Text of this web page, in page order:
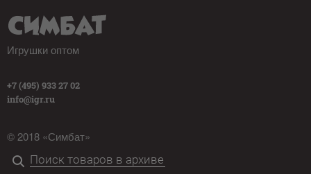
Игрушки оптом
+7 (495) 933 27 02
info@igr.ru
© 2018 «Симбат»